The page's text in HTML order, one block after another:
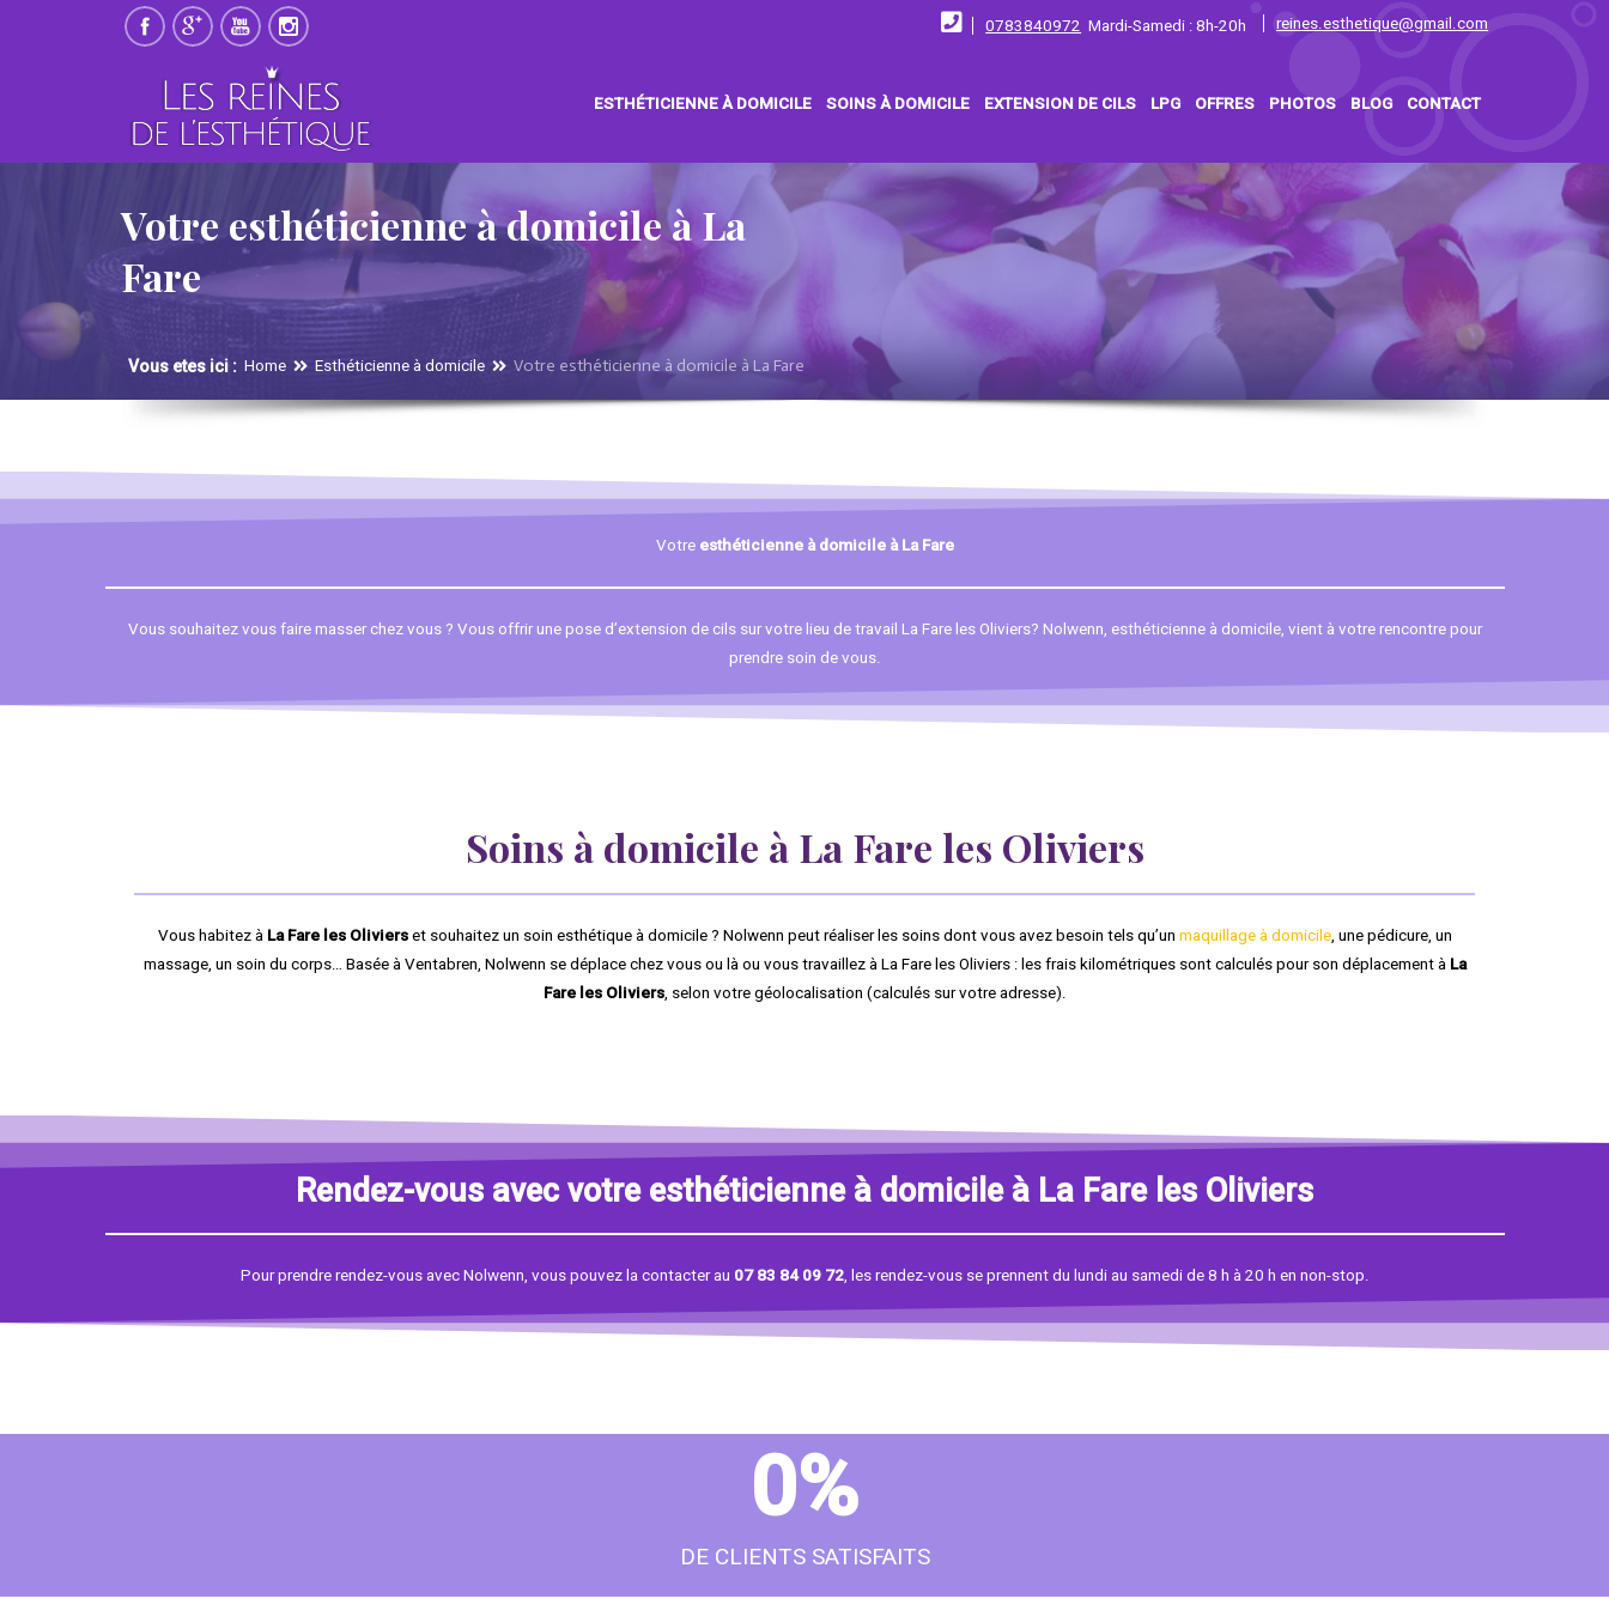
0783840972 Mardi-Samedi : 8h-20h reines.esthetique@gmail.com
ESTHÉTICIENNE À DOMICILE SOINS À DOMICILE EXTENSION DE CILS LPG OFFRES PHOTOS BLOG CONTACT
Votre esthéticienne à domicile à La
Fare
Vous etes ici : Home Esthéticienne à domicile Votre esthéticienne à domicile à La Fare
Votre esthéticienne à domicile à La Fare
Vous souhaitez vous faire masser chez vous ? Vous offrir une pose d’extension de cils sur votre lieu de travail La Fare les Oliviers? Nolwenn, esthéticienne à domicile, vient à votre rencontre pour
prendre soin de vous.
Soins à domicile à La Fare les Oliviers
Vous habitez à La Fare les Oliviers et souhaitez un soin esthétique à domicile ? Nolwenn peut réaliser les soins dont vous avez besoin tels qu’un maquillage à domicile, une pédicure, un
massage, un soin du corps… Basée à Ventabren, Nolwenn se déplace chez vous ou là ou vous travaillez à La Fare les Oliviers : les frais kilométriques sont calculés pour son déplacement à La
Fare les Oliviers, selon votre géolocalisation (calculés sur votre adresse).
Rendez-vous avec votre esthéticienne à domicile à La Fare les Oliviers
Pour prendre rendez-vous avec Nolwenn, vous pouvez la contacter au 07 83 84 09 72, les rendez-vous se prennent du lundi au samedi de 8 h à 20 h en non-stop.
0%
DE CLIENTS SATISFAITS